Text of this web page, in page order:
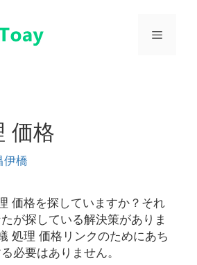
メ
価格
伊橋
価格を探していますか？それ
が探している解決策がありま
処理 価格リンクのためにあち
必要はありません。